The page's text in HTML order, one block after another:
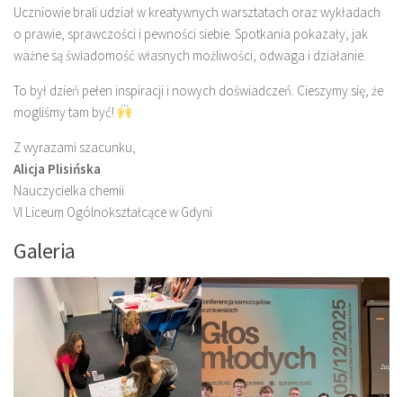
Uczniowie brali udział w kreatywnych warsztatach oraz wykładach
o prawie, sprawczości i pewności siebie. Spotkania pokazały, jak
ważne są świadomość własnych możliwości, odwaga i działanie.
To był dzień pełen inspiracji i nowych doświadczeń. Cieszymy się, że
mogliśmy tam być!
Z wyrazami szacunku,
Alicja Plisińska
Nauczycielka chemii
VI Liceum Ogólnokształcące w Gdyni
Galeria